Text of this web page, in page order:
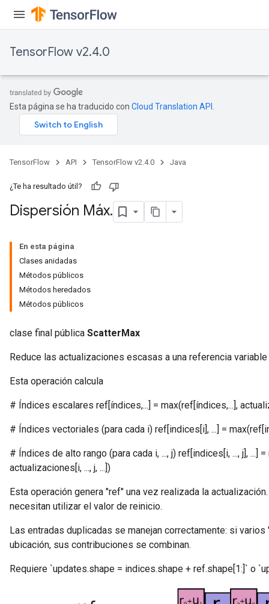
TensorFlow v2.4.0
Esta página se ha traducido con Cloud Translation API
TensorFlow API TensorFlow v2.4.0 Java
¿Te ha resultado útil?
Dispersión Máx.
En esta página
Clases anidadas
Métodos públicos
Métodos heredados
Métodos públicos
clase final pública ScatterMax
Reduce las actualizaciones escasas a una referencia
Esta operación calcula
# Índices escalares ref[índices,...] = max(ref[índices,...],
# Índices vectoriales (para cada i) ref[indices[i], ...] =
# Índices de alto rango (para cada i, ..., j) ref[indices[i, ..., j], ...] =
actualizaciones[i, ..., j, ...])
Esta operación genera "ref" una vez realizada la
necesitan utilizar el valor de reinicio.
Las entradas duplicadas se manejan correctamente: si
ubicación, sus contribuciones se combinan.
Requiere `updates.shape = indices.shape + ref.shape[1:]` o